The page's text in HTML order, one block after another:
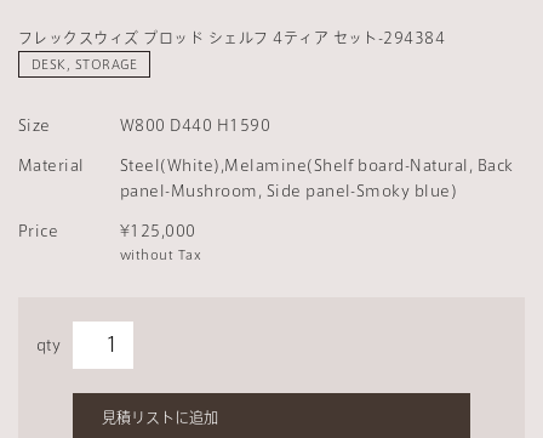
フレックスウィズ プロッド シェルフ 4ティア セット-294384
DESK, STORAGE
Size W800 D440 H1590
Material
Steel(White),Melamine(Shelf board-Natural, Back
panel-Mushroom, Side panel-Smoky blue)
Price ¥125,000
without Tax
qty
見積リストに追加